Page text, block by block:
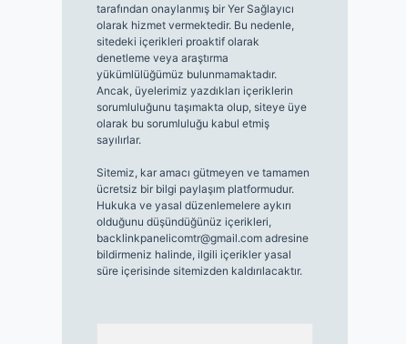
tarafından onaylanmış bir Yer Sağlayıcı
olarak hizmet vermektedir. Bu nedenle,
sitedeki içerikleri proaktif olarak
denetleme veya araştırma
yükümlülüğümüz bulunmamaktadır.
Ancak, üyelerimiz yazdıkları içeriklerin
sorumluluğunu taşımakta olup, siteye üye
olarak bu sorumluluğu kabul etmiş
sayılırlar.
Sitemiz, kar amacı gütmeyen ve tamamen
ücretsiz bir bilgi paylaşım platformudur.
Hukuka ve yasal düzenlemelere aykırı
olduğunu düşündüğünüz içerikleri,
backlinkpanelicomtr@gmail.comadresine
bildirmeniz halinde, ilgili içerikler yasal
süre içerisinde sitemizden kaldırılacaktır.